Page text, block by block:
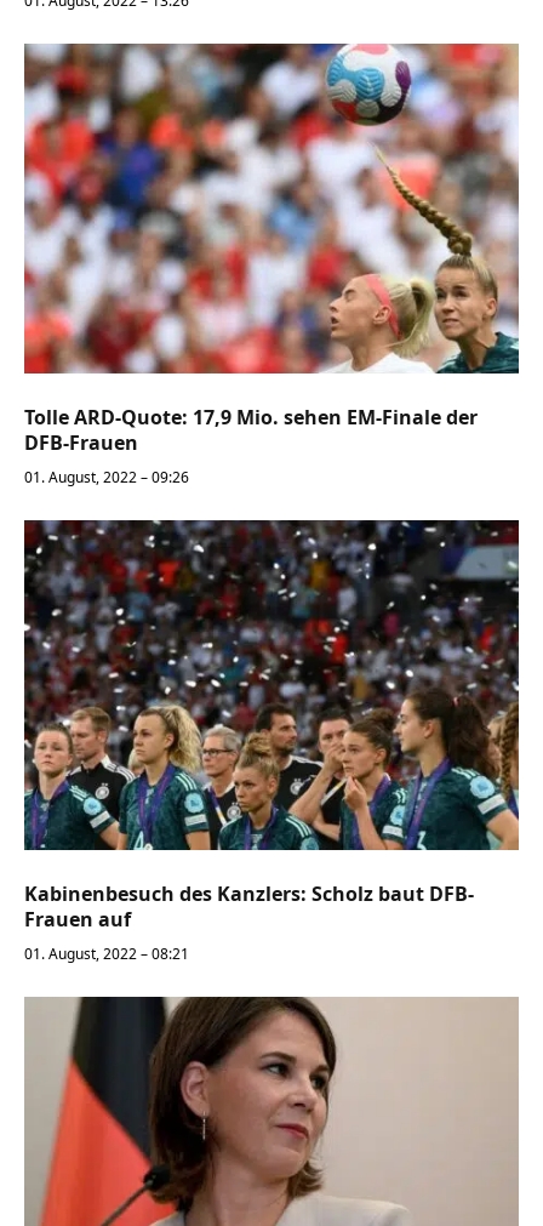
Tolle ARD-Quote: 17,9 Mio. sehen EM-Finale der
DFB-Frauen
01. August, 2022 – 09:26
Kabinenbesuch des Kanzlers: Scholz baut DFB-
Frauen auf
01. August, 2022 – 08:21